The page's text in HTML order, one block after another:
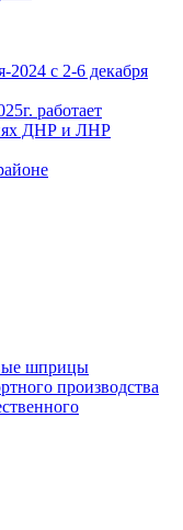
2024 с 2-6 декабря
работает
ДНР и ЛНР
шприцы
производства